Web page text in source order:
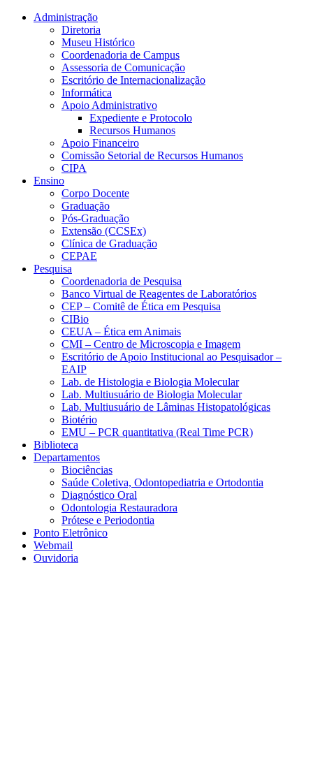
Conteúdo principal Menu principal
Administração
Diretoria
Museu Histórico
Coordenadoria de Campus
Assessoria de Comunicação
Escritório de Internacionalização
Informática
Apoio Administrativo
Expediente e Protocolo
Recursos Humanos
Apoio Financeiro
Comissão Setorial de Recursos Humanos
CIPA
Ensino
Corpo Docente
Graduação
Pós-Graduação
Extensão (CCSEx)
Clínica de Graduação
CEPAE
Pesquisa
Coordenadoria de Pesquisa
Banco Virtual de Reagentes de Laboratórios
CEP – Comitê de Ética em Pesquisa
CIBio
CEUA – Ética em Animais
CMI – Centro de Microscopia e Imagem
Escritório de Apoio Institucional ao Pesquisador –
EAIP
Lab. de Histologia e Biologia Molecular
Lab. Multiusuário de Biologia Molecular
Lab. Multiusuário de Lâminas Histopatológicas
Biotério
EMU – PCR quantitativa (Real Time PCR)
Biblioteca
Departamentos
Biociências
Saúde Coletiva, Odontopediatria e Ortodontia
Diagnóstico Oral
Odontologia Restauradora
Prótese e Periodontia
Ponto Eletrônico
Webmail
Ouvidoria